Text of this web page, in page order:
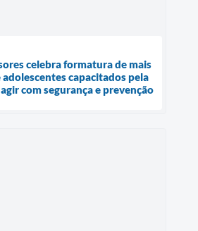
celebra formatura de mais
adolescentes capacitados pela
com segurança e prevenção